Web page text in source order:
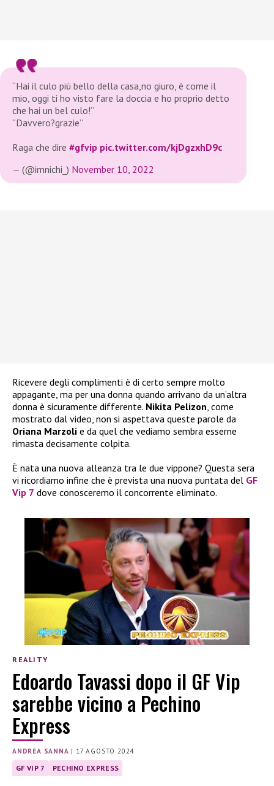
“Hai il culo più bello della casa,no giuro, è come il
mio, oggi ti ho visto fare la doccia e ho proprio detto
che hai un bel culo!”
“Davvero?grazie”
Raga che dire #gfvip pic.twitter.com/kjDgzxhD9c
— (@imnichi_) November 10, 2022
Ricevere degli complimenti è di certo sempre molto
appagante, ma per una donna quando arrivano da un’altra
donna è sicuramente differente. Nikita Pelizon, come
mostrato dal video, non si aspettava queste parole da
Oriana Marzoli e da quel che vediamo sembra esserne
rimasta decisamente colpita.
È nata una nuova alleanza tra le due vippone? Questa sera
vi ricordiamo infine che è prevista una nuova puntata del GF
Vip 7 dove conosceremo il concorrente eliminato.
REALITY
Edoardo Tavassi dopo il GF Vip
sarebbe vicino a Pechino
Express
ANDREA SANNA | 17 AGOSTO 2024
GF VIP 7 PECHINO EXPRESS